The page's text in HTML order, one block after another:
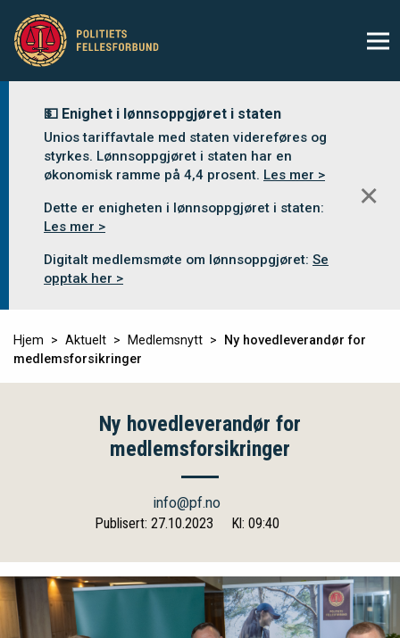
💵 Enighet i lønnsoppgjøret i staten
Unios tariffavtale med staten videreføres og
styrkes. Lønnsoppgjøret i staten har en
økonomisk ramme på 4,4 prosent. Les mer >
Dette er enigheten i lønnsoppgjøret i staten:
Les mer >
Digitalt medlemsmøte om lønnsoppgjøret: Se
opptak her >
✕
Hjem Aktuelt Medlemsnytt
Ny hovedleverandør for
medlemsforsikringer
Ny hovedleverandør for
medlemsforsikringer
info@pf.no
Publisert: 27.10.2023
Kl: 09:40